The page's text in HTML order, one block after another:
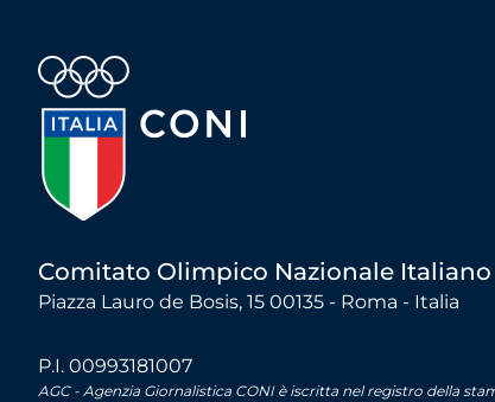
Comitato Olimpico Nazionale Italiano
Piazza Lauro de Bosis, 15 00135 - Roma - Italia
P.I. 00993181007
AGC - Agenzia Giornalistica CONI è iscritta nel registro della